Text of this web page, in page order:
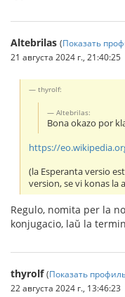
Altebrilas (Показать
21 августа 2024 г., 21:40:25
thyrolf:
Altebrilas:
Bona okazo por
https://
(la Esperanta versio
version, se vi konas la
Regulo, nomita per la
konjugacio, laŭ la
thyrolf (Показать
22 августа 2024 г., 13:46:23